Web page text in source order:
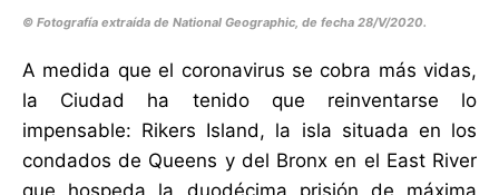
© Fotografía extraída de National Geographic, de fecha 28/V/2020.
A medida que el coronavirus se cobra más vidas,
la Ciudad ha tenido que reinventarse lo
impensable: Rikers Island, la isla situada en los
condados de Queens y del Bronx en el East River